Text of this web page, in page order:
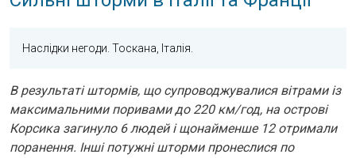
Наслідки негоди. Тоскана, Італія.
В результаті штормів, що супроводжувалися вітрами із
максимальними поривами до 220 км/год, на острові
Корсика загинуло 6 людей і щонайменше 12 отримали
поранення. Інші потужні шторми пронеслися по